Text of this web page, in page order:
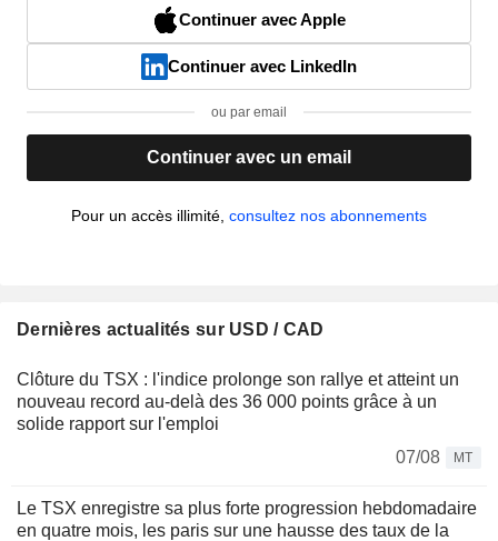
Continuer avec Apple
Continuer avec LinkedIn
ou par email
Continuer avec un email
Pour un accès illimité, consultez nos abonnements
Dernières actualités sur USD / CAD
Clôture du TSX : l'indice prolonge son rallye et atteint un
nouveau record au-delà des 36 000 points grâce à un
solide rapport sur l'emploi
07/08
MT
Le TSX enregistre sa plus forte progression hebdomadaire
en quatre mois, les paris sur une hausse des taux de la